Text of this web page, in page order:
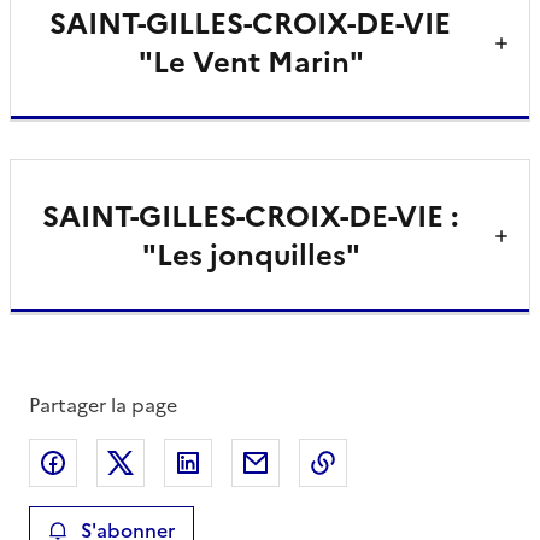
SAINT-GILLES-CROIX-DE-VIE
"Le Vent Marin"
SAINT-GILLES-CROIX-DE-VIE :
"Les jonquilles"
Partager la page
Partager sur Facebook
Partager sur XPartager sur LinkedIn
Partager par email
S'abonner